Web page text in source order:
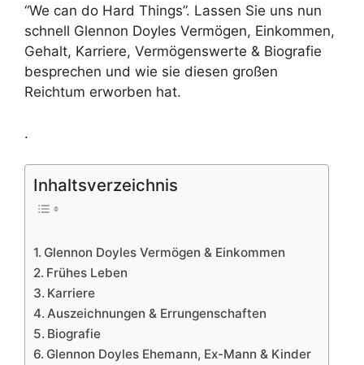
“We can do Hard Things”. Lassen Sie uns nun
schnell Glennon Doyles Vermögen, Einkommen,
Gehalt, Karriere, Vermögenswerte & Biografie
besprechen und wie sie diesen großen
Reichtum erworben hat.
.
Inhaltsverzeichnis
Glennon Doyles Vermögen & Einkommen
Frühes Leben
Karriere
Auszeichnungen & Errungenschaften
Biografie
Glennon Doyles Ehemann, Ex-Mann & Kinder